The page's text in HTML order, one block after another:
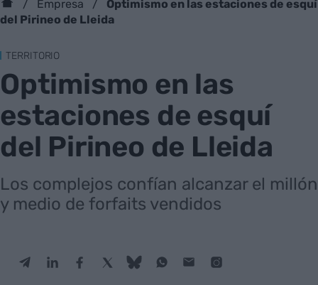
Empresa
Optimismo en las estaciones de esquí
del Pirineo de Lleida
TERRITORIO
Optimismo en las
estaciones de esquí
del Pirineo de Lleida
Los complejos confían alcanzar el millón
y medio de forfaits vendidos